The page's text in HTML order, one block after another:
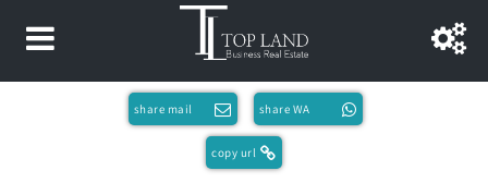
share WA
share mail
copy url